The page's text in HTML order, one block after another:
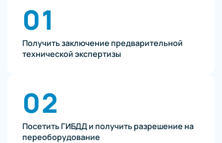
01
Получить заключение предварительной
технической экспертизы
02
Посетить ГИБДД и получить разрешение на
переоборудование